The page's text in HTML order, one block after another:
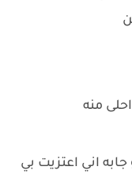
منه
اني اعتزيت بي